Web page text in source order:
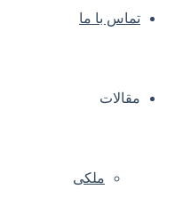
تماس با ما
مقالات
ملکی